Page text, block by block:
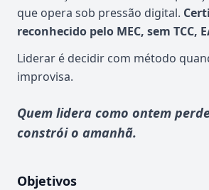
que opera sob pressão digital.
reconhecido pelo MEC, sem TCC,
Liderar é decidir com método
improvisa.
Quem lidera como ontem
constrói o amanhã.
Objetivos